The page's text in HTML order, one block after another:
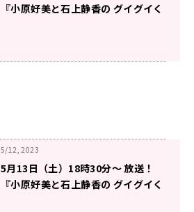
『小原好美と石上静香の グイグイく
5/12, 2023
5月13日（土）18時30分～ 放送！
『小原好美と石上静香の グイグイく